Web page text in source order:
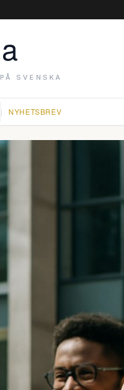
SVENSKA
| NYHETSBREV